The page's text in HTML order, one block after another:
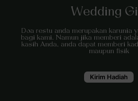
Wedding
Doa restu anda merupakan karunia
bagi kami. Namun jika memberi
kasih Anda, anda dapat memberi
maupun fisik
Kirim Hadiah